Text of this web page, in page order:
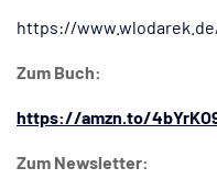
https://
Zum Buch:
https://amzn.to/
Zum Newsletter: